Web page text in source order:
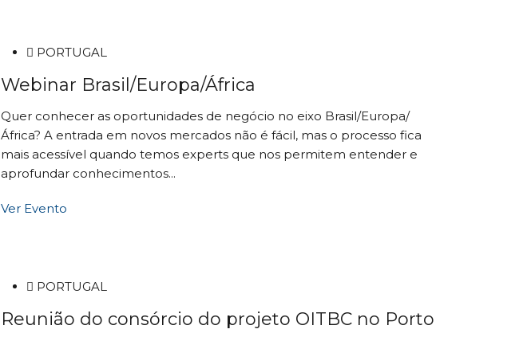
PORTUGAL
Webinar Brasil/Europa/África
Quer conhecer as oportunidades de negócio no eixo Brasil/Europa/
África? A entrada em novos mercados não é fácil, mas o processo fica
mais acessível quando temos experts que nos permitem entender e
aprofundar conhecimentos...
Ver Evento
PORTUGAL
Reunião do consórcio do projeto OITBC no Porto